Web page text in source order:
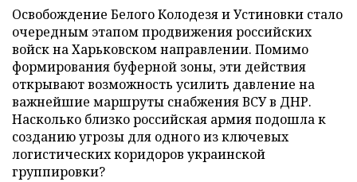
Освобождение Белого Колодезя и Устиновки стало
очередным этапом продвижения российских
войск на Харьковском направлении. Помимо
формирования буферной зоны, эти действия
открывают возможность усилить давление на
важнейшие маршруты снабжения ВСУ в ДНР.
Насколько близко российская армия подошла к
созданию угрозы для одного из ключевых
логистических коридоров украинской
группировки?